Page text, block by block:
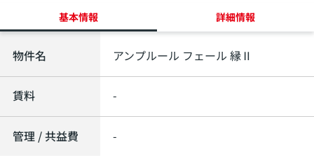
基本情報 詳細情報
物件名 アンプルール フェール 縁Ⅱ
賃料 -
管理 / 共益費 -